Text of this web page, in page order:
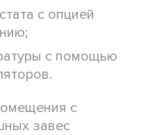
с опцией
с помощью
с
завес